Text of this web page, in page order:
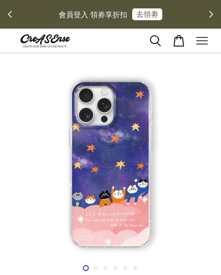
會員登入 領劵享折扣 去領劵